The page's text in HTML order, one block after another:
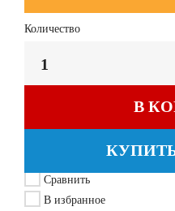
Количество
В
Сравнить
В избранное